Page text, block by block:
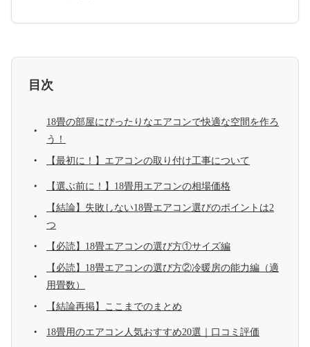
目次
18畳の部屋にぴったりなエアコンで快適な空間を作ろ
う！
【最初に！】エアコンの取り付け工事について
【選ぶ前に！】18畳用エアコンの相場価格
【結論】失敗しない18畳エアコン選びのポイントは2
つ
【必読】18畳エアコンの選び方①サイズ編
【必読】18畳エアコンの選び方②冷暖房の能力編（適
用畳数）
【結論再掲】ここまでのまとめ
18畳用のエアコン人気おすすめ20選｜口コミ評価